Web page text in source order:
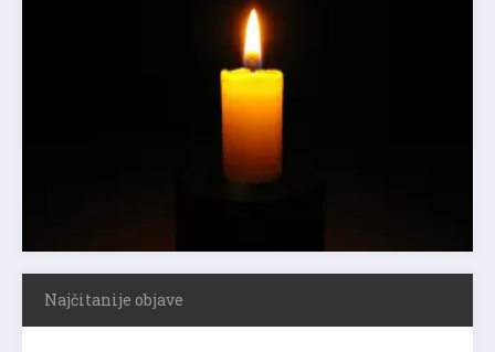
Najčitanije objave